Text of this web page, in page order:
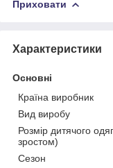
Приховати
Характеристики
Основні
Країна виробник
Вид виробу
Розмір дитячого
зростом)
Сезон